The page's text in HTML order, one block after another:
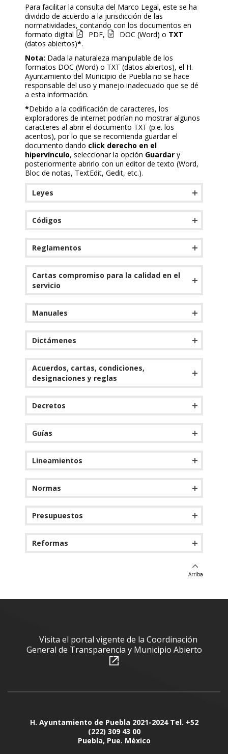
Para facilitar la consulta del Marco Legal, este se ha
dividido de acuerdo a la jurisdicción de las
normatividades, contando con los documentos en
formato digital
PDF, DOC (Word) o TXT
(datos abiertos)*.
Nota: Dada la naturaleza manipulable de los
formatos DOC (Word) o TXT (datos abiertos), el H.
Ayuntamiento del Municipio de Puebla no se hace
responsable del uso y manejo inadecuado que se dé
a esta información.
*Debido a la codificación de caracteres, los
exploradores de internet podrían no mostrar algunos
caracteres al abrir el documento TXT (p.e. los
acentos), por lo que se recomienda guardar el
documento dando click derecho en el
hipervínculo, seleccionar la opción Guardar y
posteriormente abrirlo con un editor de texto (Word,
Bloc de notas, TextEdit, Gedit, etc.).
Leyes
Códigos
Reglamentos
Cartas compromiso para la calidad en el
servicio
Manuales
Dictámenes
Acuerdos, cartas, condiciones,
designaciones y reglas
Decretos
Guías
Lineamientos
Normas
Presupuestos
Reformas
Arriba
Visita el portal vigente de la Coordinación
General de Transparencia y Municipio Abierto
H. Ayuntamiento de Puebla 2021-2024 Tel. +52
(222) 309 43 00
Puebla, Pue. México